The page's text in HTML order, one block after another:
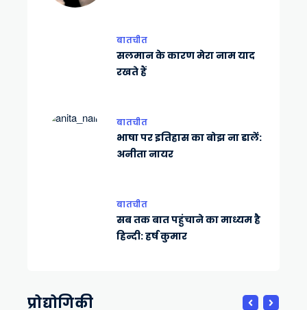
बातचीत
सलमान के कारण मेरा नाम याद
रखते हैं
बातचीत
भाषा पर इतिहास का बोझ ना डालें:
अनीता नायर
बातचीत
सब तक बात पहुंचाने का माध्यम है
हिन्दी: हर्ष कुमार
प्रोद्योगिकी